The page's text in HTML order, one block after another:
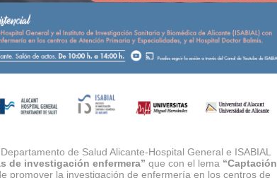
de Salud Alicante-Hospital General e ISABIAL
de investigación enfermera” que con el lema “Captación
promover la investigación de enfermería en los centros de